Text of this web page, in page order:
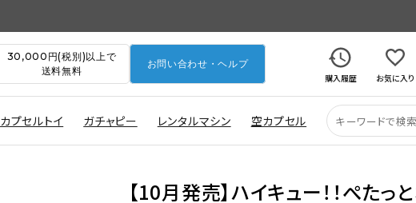
30,000円(税別)以上で
送料無料
お問い合わせ・ヘルプ
購入履歴
お気に入り
カプセルトイ ガチャピー レンタルマシン 空カプセル
【10月発売】ハイキュー！！ぺたっ